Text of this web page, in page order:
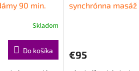
90 min.
Skladom
Do košíka
synchrónna masáž
€95